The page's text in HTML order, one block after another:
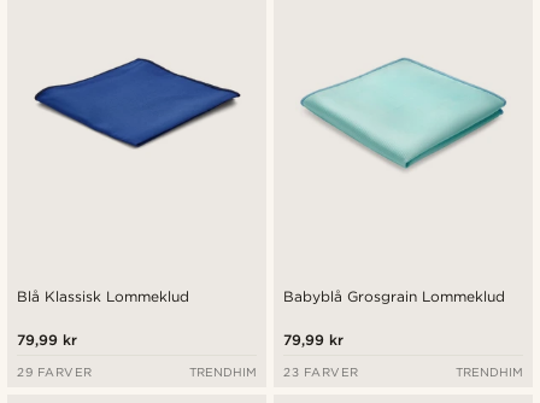
Blå Klassisk Lommeklud
79,99 kr
29 FARVER TRENDHIM
Babyblå Grosgrain Lommeklud
79,99 kr
23 FARVER TRENDHIM